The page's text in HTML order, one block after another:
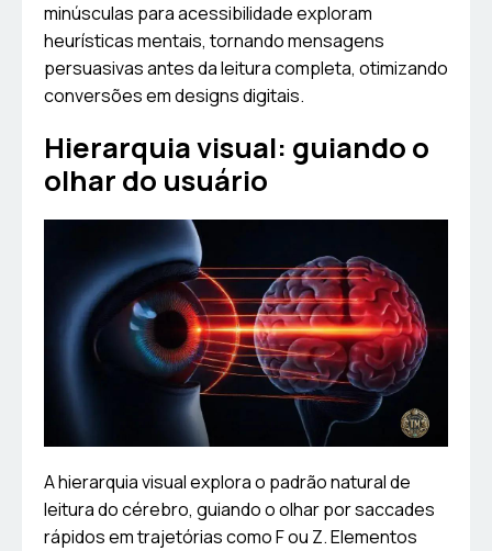
minúsculas para acessibilidade exploram
heurísticas mentais, tornando mensagens
persuasivas antes da leitura completa, otimizando
conversões em designs digitais.
Hierarquia visual: guiando o
olhar do usuário
A hierarquia visual explora o padrão natural de
leitura do cérebro, guiando o olhar por saccades
rápidos em trajetórias como F ou Z. Elementos